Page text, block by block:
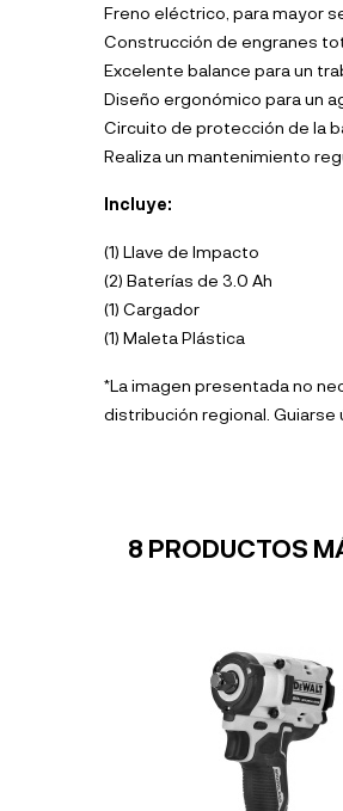
Freno eléctrico, para mayor
Construcción de engranes
Excelente balance para un
Diseño ergonómico para un
Circuito de protección de la
Realiza un mantenimiento
Incluye:
(1) Llave de Impacto
(2) Baterías de 3.0 Ah
(1) Cargador
(1) Maleta Plástica
*La imagen presentada no
distribución regional.
8 PRODUCTOS